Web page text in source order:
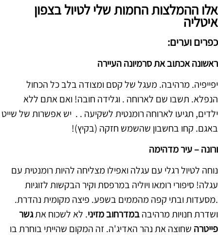
אלו ההמלצות החמות שלי לטיול בצפון
איטליה
כפרים וערים:
ראשונה אכתוב את סרמיונה העיירה
יפייפיה. מרהיבה. מעגל של קסם ומצודה בלב כל הכחול
הנפלא. תשבו שם לארוחה . וגלידה חובה! ואם אתם ללא
ילדים, תגיעו לארוחה רומנטית לשקיעה . . יש אפשרות של שייט
באגם. קחו בחשבון שהשמש חזקה (בקיץ)!
ורונה – עיר מדהימה
נוחה לטיול רגלי עם עגלה ואפילו מצליחה להיות רומנטית עם
עגלה! סיפורי רומאו ויוליה במרפסת וקיר הבקשות לזוגיות
.מסעדות ובתי קפה מהממים בשפע. פיצה מקומית נהדרת.
ושדרת חנויות מרהיבהבמדרחוב מזיני. לא לשכוח אתגשר
פייטרה שחוצה את נהר האדיג'ה. זה המקום שהייתי בוחרת בו